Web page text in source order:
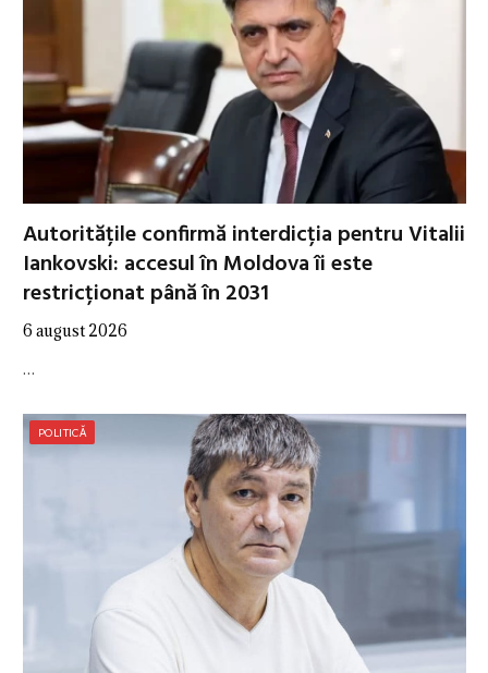
Autoritățile confirmă interdicția pentru Vitalii
Iankovski: accesul în Moldova îi este
restricționat până în 2031
6 august 2026
…
POLITICĂ